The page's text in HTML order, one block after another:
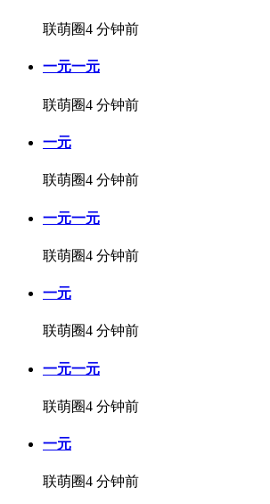
联萌圈4 分钟前
一元一元
联萌圈4 分钟前
一元
联萌圈4 分钟前
一元一元
联萌圈4 分钟前
一元
联萌圈4 分钟前
一元一元
联萌圈4 分钟前
一元
联萌圈4 分钟前